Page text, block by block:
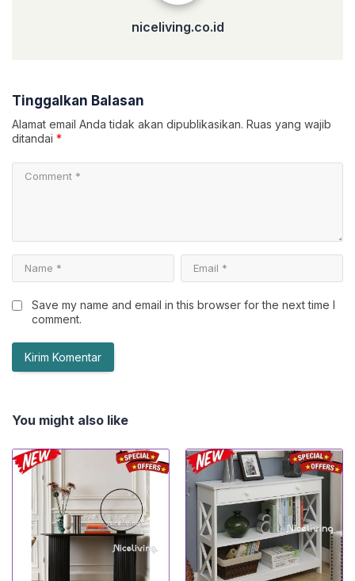
niceliving.co.id
Tinggalkan Balasan
Alamat email Anda tidak akan dipublikasikan. Ruas yang wajib
ditandai *
Save my name and email in this browser for the next time I
comment.
You might also like